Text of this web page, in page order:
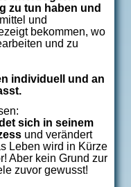
zu tun haben und
und
bekommen, wo
und zu
individuell und an
sich in seinem
und verändert
Leben wird in Kürze
Aber kein Grund zur
zuvor gewusst!